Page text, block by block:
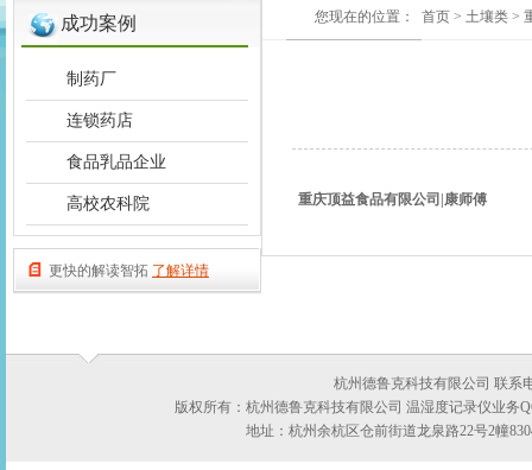
成功案例
制药厂
连锁药店
食品乳品企业
高校农科院
更快的解读智拓 了解详情
您现在的位置： 首页 > 土壤类 >
重庆顶益食品有限公司|康师傅
杭州德鲁克科技有限公司 联系
版权所有：杭州德鲁克科技有限公司 温湿度记录仪业务
地址：杭州余杭区仓前街道龙泉路22号2幢